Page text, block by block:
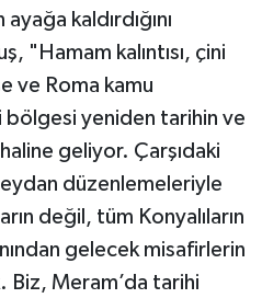
kaldırdığını
"Hamam kalıntısı, çini
ve Roma kamu
bölgesi yeniden tarihin ve
geliyor. Çarşıdaki
düzenlemeleriyle
değil, tüm Konyalıların
gelecek misafirlerin
Biz, Meram’da tarihi